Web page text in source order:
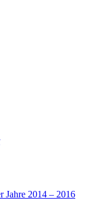
Jahre 2014 – 2016